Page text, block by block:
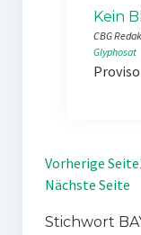
Kein
CBG
Glyphosat
Vorherige Seite
Nächste Seite
Stichwort